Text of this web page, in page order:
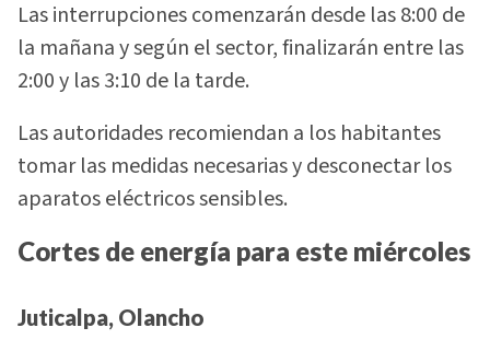
Las interrupciones comenzarán desde las 8:00 de
la mañana y según el sector, finalizarán entre las
2:00 y las 3:10 de la tarde.
Las autoridades recomiendan a los habitantes
tomar las medidas necesarias y desconectar los
aparatos eléctricos sensibles.
Cortes de energía para este miércoles
Juticalpa, Olancho